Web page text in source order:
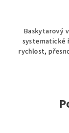
Baskytarový
systematické
rychlost,